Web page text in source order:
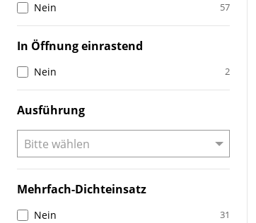
Nein 57
In Öffnung einrastend
Nein 2
Ausführung
Mehrfach-Dichteinsatz
Nein 31